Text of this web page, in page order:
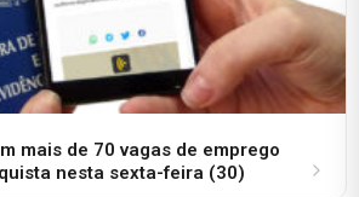
mais de 70 vagas de emprego
nesta sexta-feira (30)